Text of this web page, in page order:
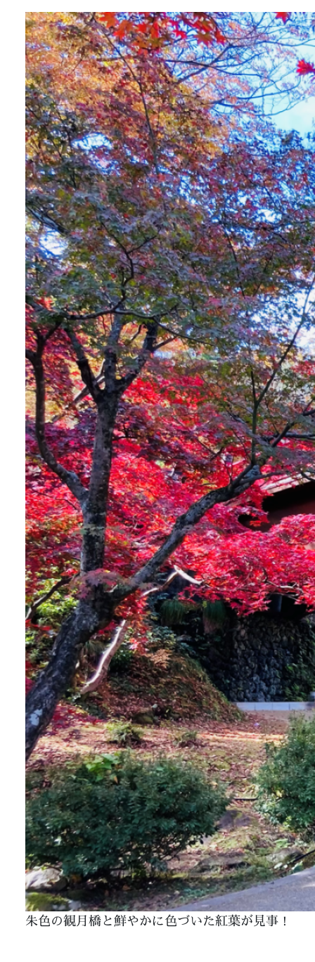
朱色の観月橋と鮮やかに色づいた紅葉が見事！